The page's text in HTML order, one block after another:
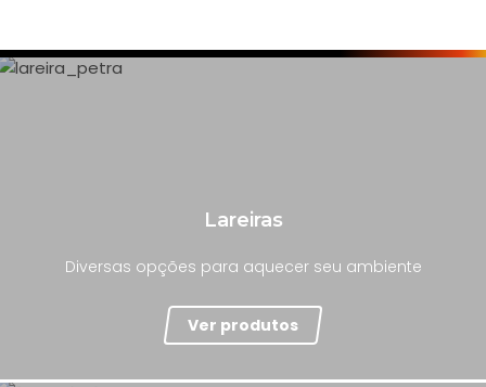
Lareiras
Diversas opções para aquecer seu ambiente
Ver produtos